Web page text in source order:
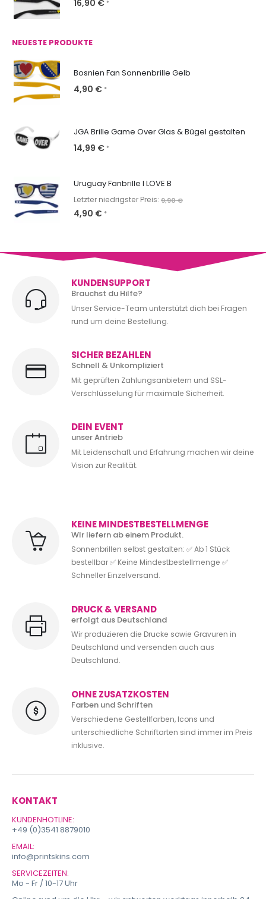
16,90 € *
NEUESTE PRODUKTE
Bosnien Fan Sonnenbrille Gelb
4,90 € *
JGA Brille Game Over Glas & Bügel gestalten
14,99 € *
Uruguay Fanbrille I LOVE B
Letzter niedrigster Preis: 9,90€
4,90 € *
KUNDENSUPPORT
Brauchst du Hilfe?
Unser Service-Team unterstützt dich bei Fragen
rund um deine Bestellung.
SICHER BEZAHLEN
Schnell & Unkompliziert
Mit geprüften Zahlungsanbietern und SSL-
Verschlüsselung für maximale Sicherheit.
DEIN EVENT
unser Antrieb
Mit Leidenschaft und Erfahrung machen wir deine
Vision zur Realität.
KEINE MINDESTBESTELLMENGE
WIr liefern ab einem Produkt.
Sonnenbrillen selbst gestalten: ✅ Ab 1 Stück
bestellbar ✅ Keine Mindestbestellmenge ✅
Schneller Einzelversand.
DRUCK & VERSAND
erfolgt aus Deutschland
Wir produzieren die Drucke sowie Gravuren in
Deutschland und versenden auch aus
Deutschland.
OHNE ZUSATZKOSTEN
Farben und Schriften
Verschiedene Gestellfarben, Icons und
unterschiedliche Schriftarten sind immer im Preis
inklusive.
KONTAKT
KUNDENHOTLINE:
+49 (0)3541 8879010
EMAIL:
info@printskins.com
SERVICEZEITEN:
Mo - Fr / 10-17 Uhr